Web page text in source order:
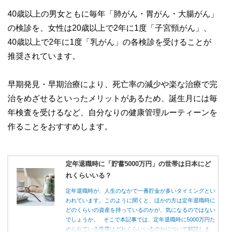
40歳以上の男女ともに毎年「肺がん・胃がん・大腸がん」
の検診を、女性は20歳以上で2年に1度「子宮頸がん」、
40歳以上で2年に1度「乳がん」の各検診を受けることが
推奨されています。
早期発見・早期治療により、死亡率の減少や楽な治療で完
治をめざせるといったメリットがあるため、誕生月には毎
年検査を受けるなど、自分なりの健康管理ルーティーンを
作ることをおすすめします。
定年退職時に「貯蓄5000万円」の世帯は日本にど
れくらいいる？
定年退職時が、人生のなかで一番貯金が多いタイミングとい
われています。このように聞くと、ほかの方は定年退職時に
どのくらいの資産を持っているのかが、気になるのではない
でしょうか。 そこで本記事では、定年退職時に5000万円た
められている世帯はどれくらいいるのかについて解説しま